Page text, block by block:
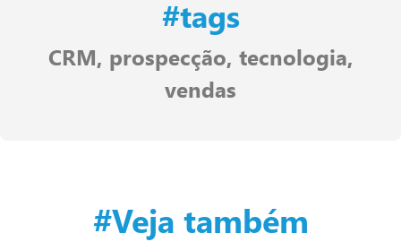
#tags
CRM, prospecção, tecnologia,
vendas
#Veja também